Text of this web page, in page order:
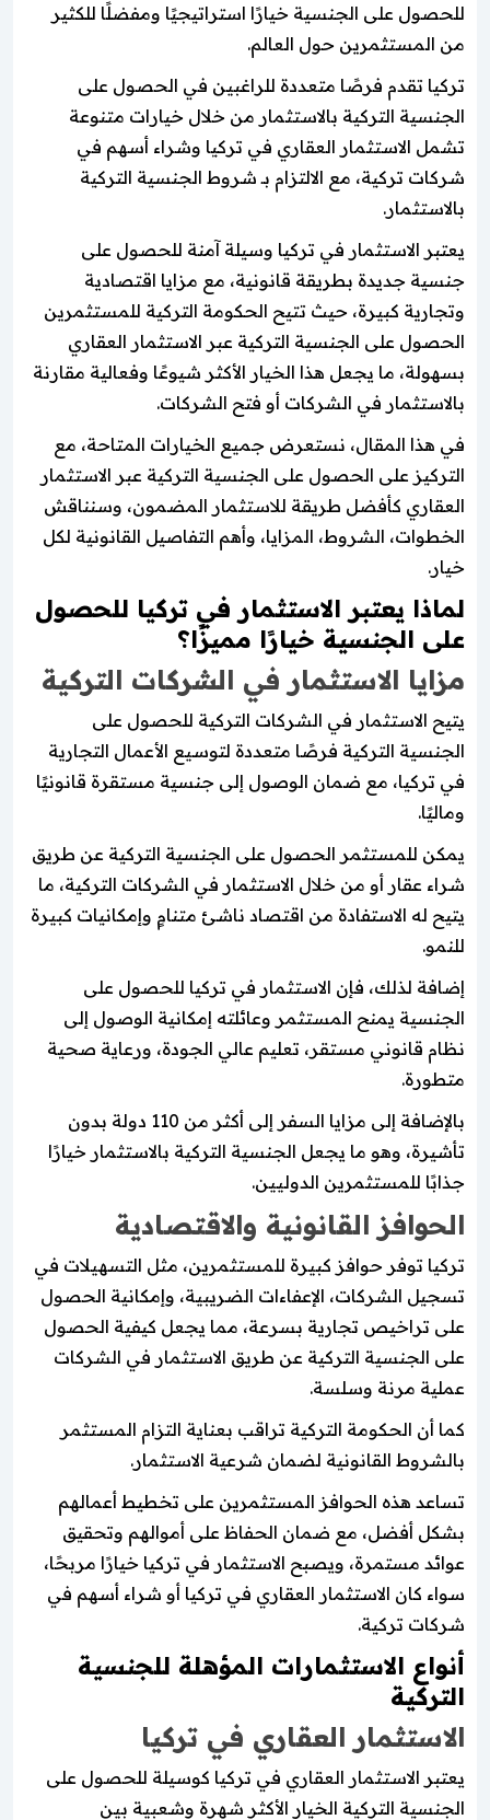
للحصول على الجنسية خيارًا استراتيجيًا ومفضلًا للكثير
من المستثمرين حول العالم.
تركيا تقدم فرصًا متعددة للراغبين في الحصول على
الجنسية التركية بالاستثمار من خلال خيارات متنوعة
تشمل الاستثمار العقاري في تركيا وشراء أسهم في
شركات تركية، مع الالتزام بـ شروط الجنسية التركية
بالاستثمار.
يعتبر الاستثمار في تركيا وسيلة آمنة للحصول على
جنسية جديدة بطريقة قانونية، مع مزايا اقتصادية
وتجارية كبيرة، حيث تتيح الحكومة التركية للمستثمرين
الحصول على الجنسية التركية عبر الاستثمار العقاري
بسهولة، ما يجعل هذا الخيار الأكثر شيوعًا وفعالية مقارنة
بالاستثمار في الشركات أو فتح الشركات.
في هذا المقال، نستعرض جميع الخيارات المتاحة، مع
التركيز على الحصول على الجنسية التركية عبر الاستثمار
العقاري كأفضل طريقة للاستثمار المضمون، وسنناقش
الخطوات، الشروط، المزايا، وأهم التفاصيل القانونية لكل
خيار.
لماذا يعتبر الاستثمار في تركيا للحصول
على الجنسية خيارًا مميزًا؟
مزايا الاستثمار في الشركات التركية
يتيح الاستثمار في الشركات التركية للحصول على
الجنسية التركية فرصًا متعددة لتوسيع الأعمال التجارية
في تركيا، مع ضمان الوصول إلى جنسية مستقرة قانونيًا
وماليًا.
يمكن للمستثمر الحصول على الجنسية التركية عن طريق
شراء عقار أو من خلال الاستثمار في الشركات التركية، ما
يتيح له الاستفادة من اقتصاد ناشئ متنامٍ وإمكانيات كبيرة
للنمو.
إضافة لذلك، فإن الاستثمار في تركيا للحصول على
الجنسية يمنح المستثمر وعائلته إمكانية الوصول إلى
نظام قانوني مستقر، تعليم عالي الجودة، ورعاية صحية
متطورة.
بالإضافة إلى مزايا السفر إلى أكثر من 110 دولة بدون
تأشيرة، وهو ما يجعل الجنسية التركية بالاستثمار خيارًا
جذابًا للمستثمرين الدوليين.
الحوافز القانونية والاقتصادية
تركيا توفر حوافز كبيرة للمستثمرين، مثل التسهيلات في
تسجيل الشركات، الإعفاءات الضريبية، وإمكانية الحصول
على تراخيص تجارية بسرعة، مما يجعل كيفية الحصول
على الجنسية التركية عن طريق الاستثمار في الشركات
عملية مرنة وسلسة.
كما أن الحكومة التركية تراقب بعناية التزام المستثمر
بالشروط القانونية لضمان شرعية الاستثمار.
تساعد هذه الحوافز المستثمرين على تخطيط أعمالهم
بشكل أفضل، مع ضمان الحفاظ على أموالهم وتحقيق
عوائد مستمرة، ويصبح الاستثمار في تركيا خيارًا مربحًا،
سواء كان الاستثمار العقاري في تركيا أو شراء أسهم في
شركات تركية.
أنواع الاستثمارات المؤهلة للجنسية
التركية
الاستثمار العقاري في تركيا
يعتبر الاستثمار العقاري في تركيا كوسيلة للحصول على
الجنسية التركية الخيار الأكثر شهرة وشعبية بين